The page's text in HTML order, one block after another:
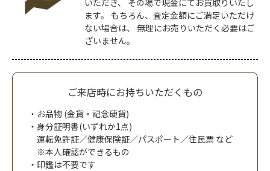
ます。
もちろん、査定金額にご満足いただけ
ない場合は、
無理にお売りいただく必要はご
ざいません。
ご来店時にお持ちいただくもの
お品物 (金貨・記念硬貨)
身分証明書(いずれか1点)
運転免許証／健康保険証／パスポート／住民票 など
※本人確認ができるもの
印鑑は不要です